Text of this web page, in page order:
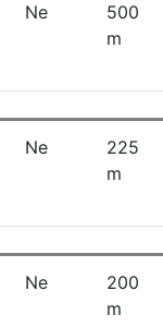
Ne
500
m
Ne
225
m
Ne
200
m